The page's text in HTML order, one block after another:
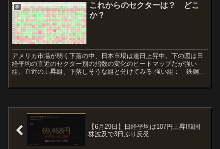
株
これからのセクターは？ どこ
か？
アメリカ市場が弱く下落の中、日本市場は連日上昇中。下の図は日
経平均の直近のセクター別の指数の変化のヒートマップだが強い
組、直近の上昇組、下落しそうな組と分けてみる 強い組： 鉄鋼、
【6月29日】日経平均は107円上昇!韓国
株波及で3日ぶり反発